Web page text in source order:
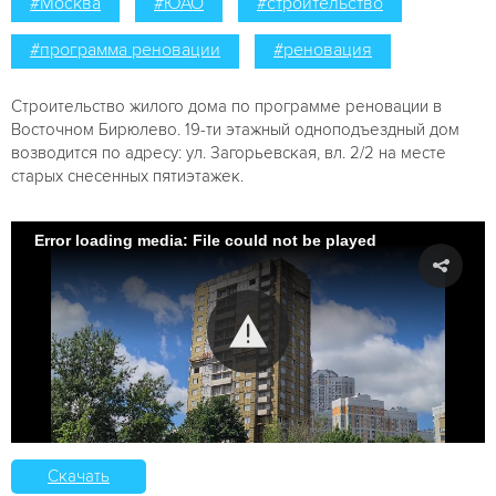
#программа реновации #реновация
Строительство жилого дома по программе реновации в
Восточном Бирюлево. 19-ти этажный одноподъездный дом
возводится по адресу: ул. Загорьевская, вл. 2/2 на месте
старых снесенных пятиэтажек.
Error loading media: File could not be played
Скачать